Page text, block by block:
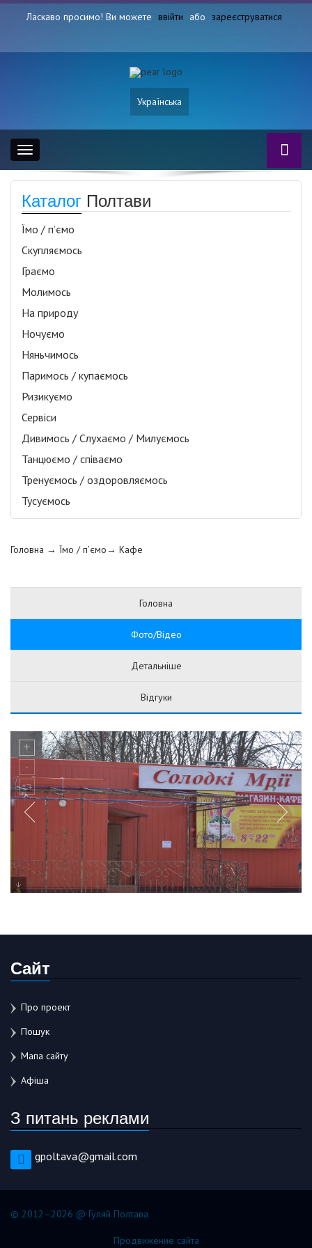
Ласкаво просимо! Ви можете ввійти або зареєструватися
Українська
Toggle
navigation
Каталог Полтави
Їмо / п’ємо
Скупляємось
Граємо
Молимось
На природу
Ночуємо
Няньчимось
Паримось / купаємось
Ризикуємо
Сервіси
Дивимось / Слухаємо / Милуємось
Танцюємо / співаємо
Тренуємось / оздоровляємось
Тусуємось
Головна → Їмо / п’ємо→ Кафе
Головна
Фото/Відео
Детальніше
Відгуки
Сайт
Про проект
Пошук
Мапа сайту
Афіша
З питань реклами
gpoltava@gmail.com
© 2012–2026 @ Гуляй Полтава
Продвижение сайта